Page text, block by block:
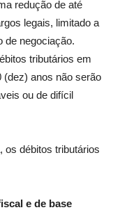
redução de até
legais, limitado a
de negociação.
tributários em
anos não serão
ou de difícil
os débitos tributários
e de base